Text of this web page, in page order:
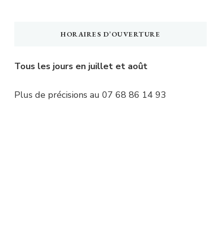
HORAIRES D’OUVERTURE
Tous les jours en juillet et août
Plus de précisions au 07 68 86 14 93